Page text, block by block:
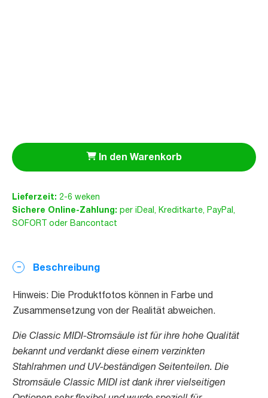
Beschreibung
Hinweis: Die Produktfotos können in Farbe und
Zusammensetzung von der Realität abweichen.
Die Classic MIDI-Stromsäule ist für ihre hohe Qualität
bekannt und verdankt diese einem verzinkten
Stahlrahmen und UV-beständigen Seitenteilen. Die
Stromsäule Classic MIDI ist dank ihrer vielseitigen
In den Warenkorb
Lieferzeit: 2-6 weken
Sichere Online-Zahlung: per iDeal, Kreditkarte, PayPal,
SOFORT oder Bancontact